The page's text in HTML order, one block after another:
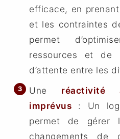
efficace, en
et les contraintes
permet
ressources et de
d’attente entre les
Une réactivité
imprévus : Un
permet de gérer
changements de